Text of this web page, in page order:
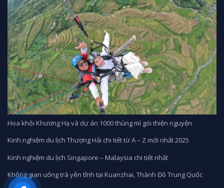
Hoa khôi Khương Hạ và dự án 1000 thùng mì gói thiện nguyện
Kinh nghiệm du lịch Thượng Hải chi tiết từ A – Z mới nhất 2025
Kinh nghiệm du lịch Singapore – Malaysia chi tiết nhất
Không gian uống trà yên tĩnh tại Kuanzhai, Thành Đô Trung Quốc